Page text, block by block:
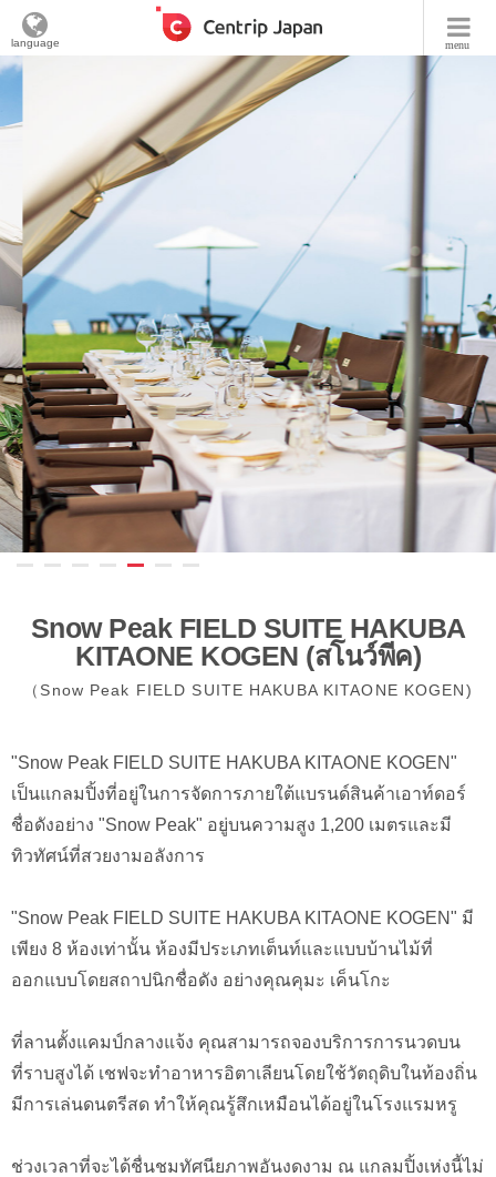
menu
language
Snow Peak FIELD SUITE HAKUBA
KITAONE KOGEN (สโนว์พีค)
（Snow Peak FIELD SUITE HAKUBA KITAONE KOGEN)
"Snow Peak FIELD SUITE HAKUBA KITAONE KOGEN"
เป็นแกลมปิ้งที่อยู่ในการจัดการภายใต้แบรนด์สินค้าเอาท์ดอร์
ชื่อดังอย่าง "Snow Peak" อยู่บนความสูง 1,200 เมตรและมี
ทิวทัศน์ที่สวยงามอลังการ
"Snow Peak FIELD SUITE HAKUBA KITAONE KOGEN" มี
เพียง 8 ห้องเท่านั้น ห้องมีประเภทเต็นท์และแบบบ้านไม้ที่
ออกแบบโดยสถาปนิกชื่อดัง อย่างคุณคุมะ เค็นโกะ
ที่ลานตั้งแคมป์กลางแจ้ง คุณสามารถจองบริการการนวดบน
ที่ราบสูงได้ เชฟจะทำอาหารอิตาเลียนโดยใช้วัตถุดิบในท้องถิ่น
มีการเล่นดนตรีสด ทำให้คุณรู้สึกเหมือนได้อยู่ในโรงแรมหรู
ช่วงเวลาที่จะได้ชื่นชมทัศนียภาพอันงดงาม ณ แกลมปิ้งเห่งนี้ไม่